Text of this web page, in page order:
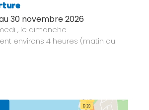
30 novembre 2026
, le dimanche
environs 4 heures (matin ou